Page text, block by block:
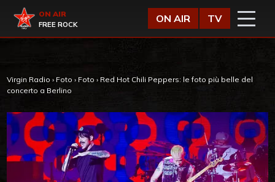
Virgin Radio
ON AIR
FREE ROCK
ON AIR TV
Virgin Radio › Foto › Foto › Red Hot Chili Peppers: le foto più belle del
concerto a Berlino